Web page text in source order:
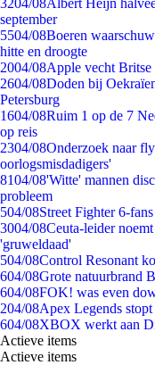
3204/08Albert Heijn
september
5504/08Boeren
hitte en droogte
2004/08Apple vecht
2604/08Doden bij
Petersburg
1604/08Ruim 1 op de 7
op reis
2304/08Onderzoek naar
oorlogsmisdadigers'
8104/08'Witte' mannen
probleem
504/08Street Fighter 6-
3004/08Ceuta-leider
'gruweldaad'
504/08Control Resonant
604/08Grote natuurbrand
604/08FOK! was even
204/08Apex Legends
604/08XBOX werkt aan
Actieve items
Actieve items